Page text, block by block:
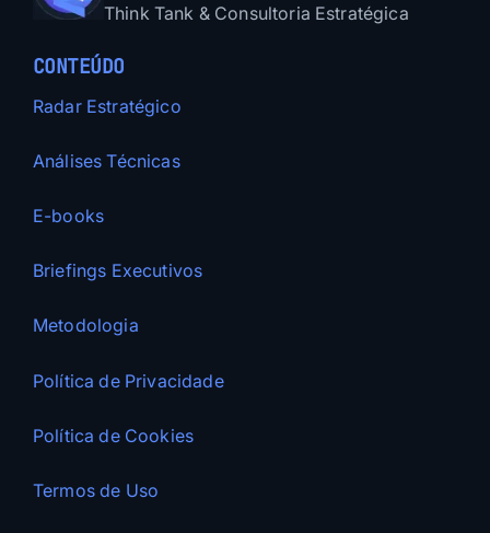
Think Tank & Consultoria Estratégica
CONTEÚDO
Radar Estratégico
Análises Técnicas
E-books
Briefings Executivos
Metodologia
Política de Privacidade
Política de Cookies
Termos de Uso